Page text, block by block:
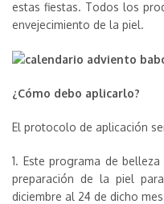
estas fiestas. Todos los
envejecimiento de la piel.
¿Cómo debo aplicarlo?
El protocolo de aplicación
1. Este programa de
preparación de la piel
diciembre al 24 de dicho